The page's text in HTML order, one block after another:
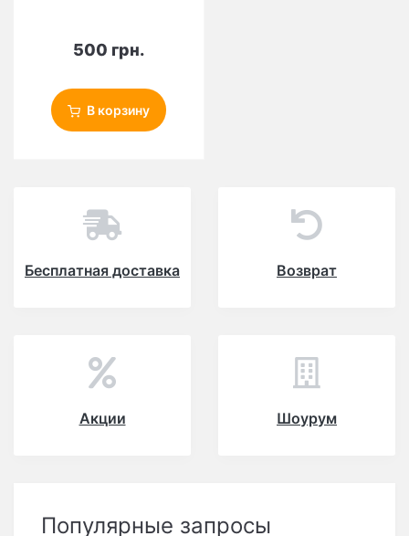
500 грн.
В корзину
Бесплатная доставка Возврат
Акции Шоурум
Популярные запросы